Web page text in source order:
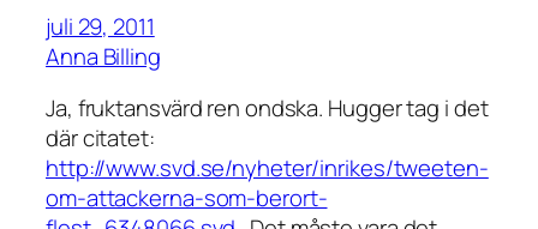
juli 29, 2011
Anna Billing
Ja, fruktansvärd ren ondska. Hugger tag i det
där citatet:
http://www.svd.se/nyheter/inrikes/tweeten-
om-attackerna-som-berort-